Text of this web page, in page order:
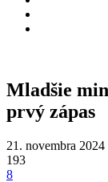
Mladšie
prvý zápas
21. novembra 2024
193
8